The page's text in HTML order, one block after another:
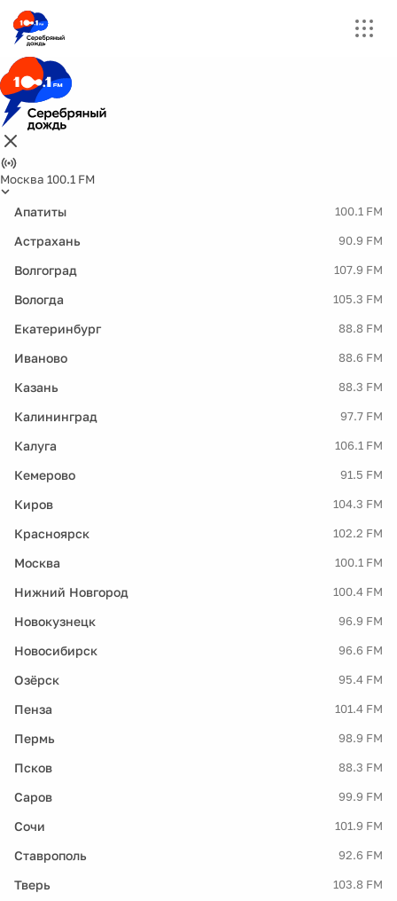
Москва 100.1 FM
Апатиты 100.1 FM
Астрахань 90.9 FM
Волгоград 107.9 FM
Вологда 105.3 FM
Екатеринбург 88.8 FM
Иваново 88.6 FM
Казань 88.3 FM
Калининград 97.7 FM
Калуга 106.1 FM
Кемерово 91.5 FM
Киров 104.3 FM
Красноярск 102.2 FM
Москва 100.1 FM
Нижний Новгород 100.4 FM
Новокузнецк 96.9 FM
Новосибирск 96.6 FM
Озёрск 95.4 FM
Пенза 101.4 FM
Пермь 98.9 FM
Псков 88.3 FM
Саров 99.9 FM
Сочи 101.9 FM
Ставрополь 92.6 FM
Тверь 103.8 FM